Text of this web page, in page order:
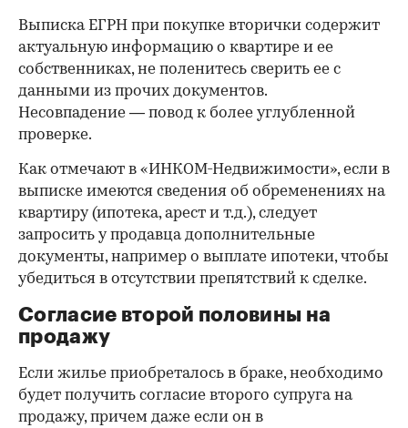
Выписка ЕГРН при покупке вторички содержит
актуальную информацию о квартире и ее
собственниках, не поленитесь сверить ее с
данными из прочих документов.
Несовпадение — повод к более углубленной
проверке.
Как отмечают в «ИНКОМ-Недвижимости», если в
выписке имеются сведения об обременениях на
квартиру (ипотека, арест и т.д.), следует
запросить у продавца дополнительные
документы, например о выплате ипотеки, чтобы
убедиться в отсутствии препятствий к сделке.
Согласие второй половины на
продажу
Если жилье приобреталось в браке, необходимо
будет получить согласие второго супруга на
продажу, причем даже если он в